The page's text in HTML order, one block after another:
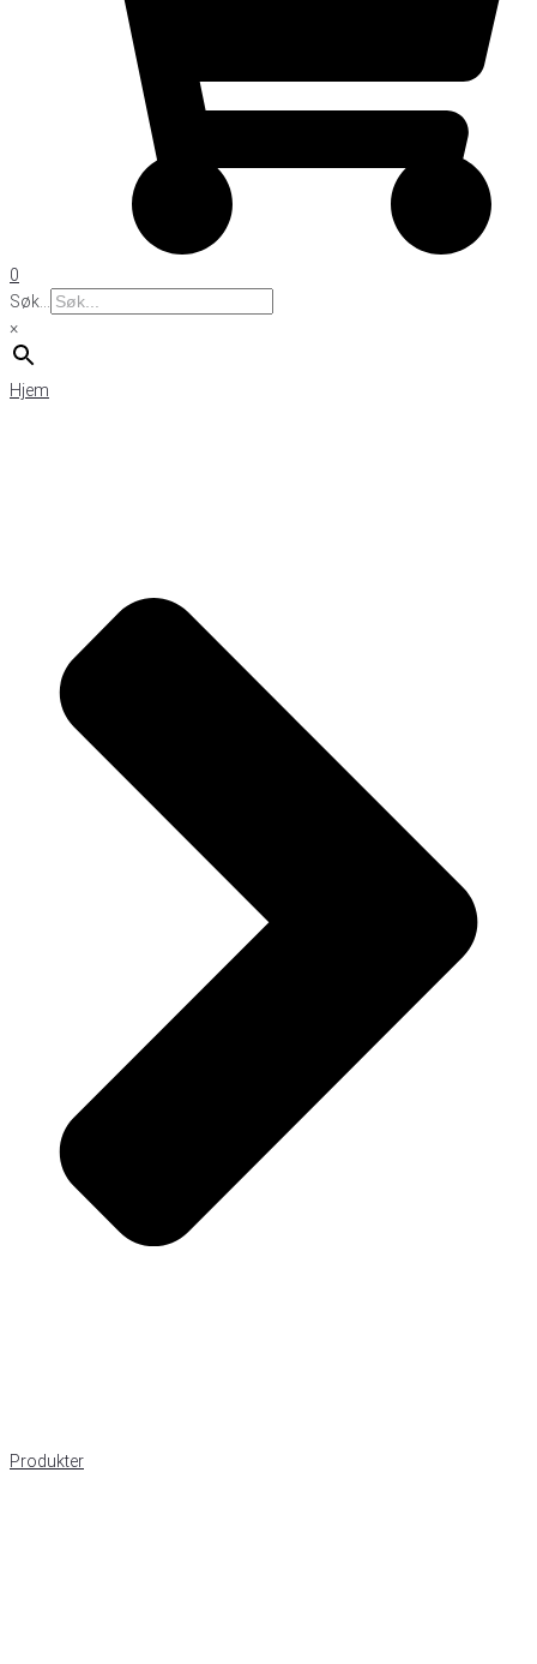
0
Søk...
×
Hjem
Produkter